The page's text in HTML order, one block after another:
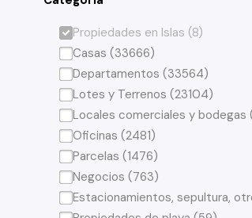
Propiedades en Islas (8)
Casas (33666)
Departamentos (33564)
Lotes y Terrenos (23104)
Locales comerciales y bodegas
Oficinas (2481)
Parcelas (1476)
Negocios (763)
Estacionamientos, sepultura,